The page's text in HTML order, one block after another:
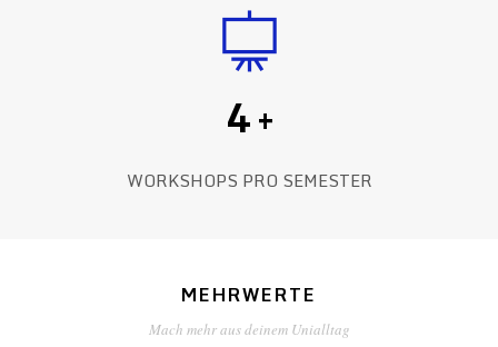
4+
WORKSHOPS PRO SEMESTER
MEHRWERTE
Mach mehr aus deinem Unialltag